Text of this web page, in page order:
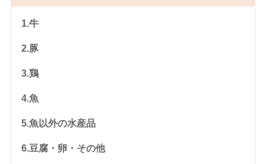
1.牛
2.豚
3.鶏
4.魚
5.魚以外の水産品
6.豆腐・卵・その他